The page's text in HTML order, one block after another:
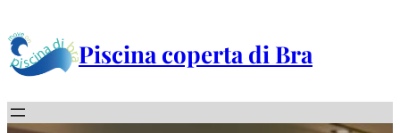
al
contenutoPiscina coperta di Bra